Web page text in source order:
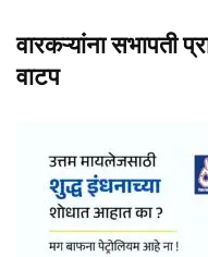
वारकऱ्यांना सभापती
वाटप